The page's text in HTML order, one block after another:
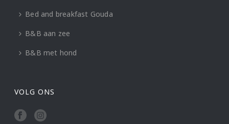
Bed and breakfast Gouda
B&B aan zee
B&B met hond
VOLG ONS